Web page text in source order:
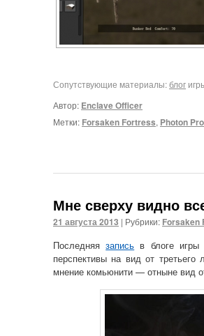
Сопутствующие материалы:блог
Автор: Enclave Officer
Метки: Forsaken Fortress, Photon
Мне сверху видно
21 августа 2013 | Рубрики: Forsaken
Последняязапись в блоге игры
перспективы на вид от
мнение комьюнити — отныне вид